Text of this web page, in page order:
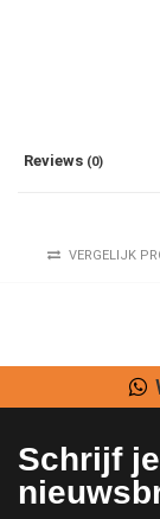
Reviews (0)
VERGELIJK
Schrijf